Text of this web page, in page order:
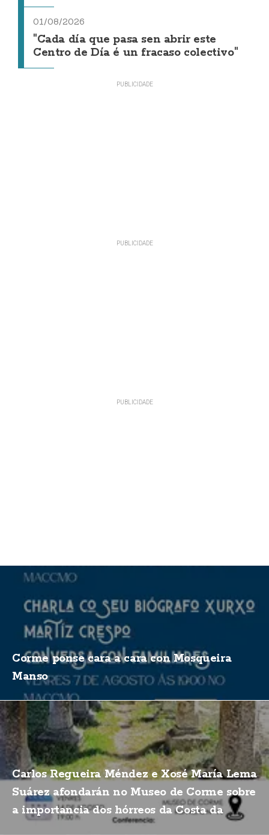
01/08/2026
"Cada día que pasa sen abrir este
Centro de Día é un fracaso colectivo"
Corme ponse cara a cara con Mosqueira
Manso
Carlos Regueira Méndez e Xosé María Lema
Suárez afondarán no Museo de Corme sobre
a importancia dos hórreos da Costa da